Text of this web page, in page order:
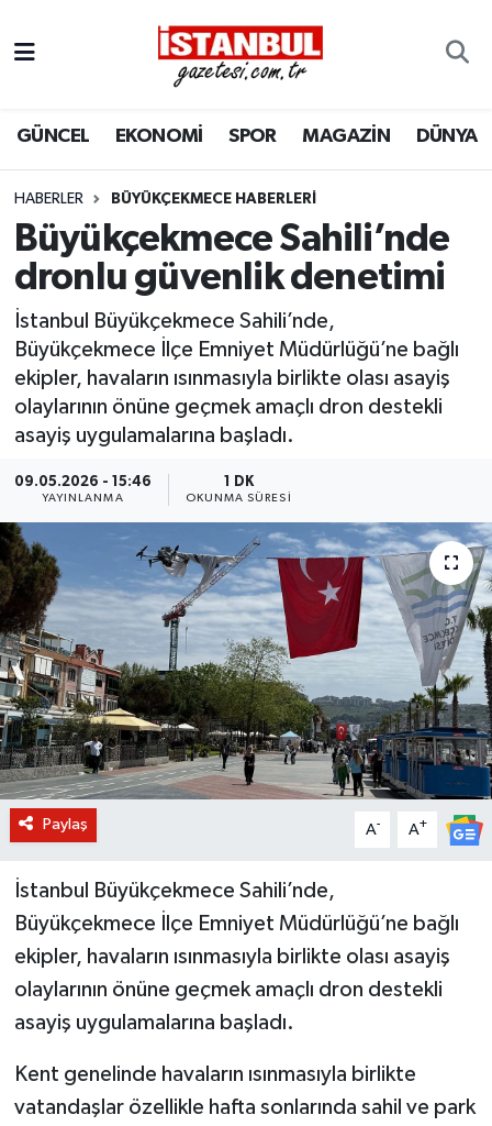
GÜNCEL EKONOMİ SPOR MAGAZİN DÜNYA
HABERLER BÜYÜKÇEKMECE HABERLERI
Büyükçekmece Sahili’nde
dronlu güvenlik denetimi
İstanbul Büyükçekmece Sahili’nde,
Büyükçekmece İlçe Emniyet Müdürlüğü’ne bağlı
ekipler, havaların ısınmasıyla birlikte olası asayiş
olaylarının önüne geçmek amaçlı dron destekli
asayiş uygulamalarına başladı.
09.05.2026 - 15:46
YAYINLANMA
1 DK
OKUNMA SÜRESI
Paylaş A- A+
İstanbul Büyükçekmece Sahili’nde,
Büyükçekmece İlçe Emniyet Müdürlüğü’ne bağlı
ekipler, havaların ısınmasıyla birlikte olası asayiş
olaylarının önüne geçmek amaçlı dron destekli
asayiş uygulamalarına başladı.
Kent genelinde havaların ısınmasıyla birlikte
vatandaşlar özellikle hafta sonlarında sahil ve park
EKONOMİ
İSTANBUL
DÜNYA
MAGAZİN
KÜLTÜR SANAT
SAĞLIK
OTOMOBİL
KURUMSAL
Nöbetçi Eczaneler
Hava Durumu
Trafik Durumu
Süper Lig Puan Durumu ve Fikstür
Son Dakika Haberleri
Haber Arşivi